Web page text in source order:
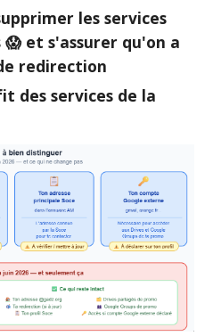
les services
😱 et s'assurer qu'on a
redirection
des services de la